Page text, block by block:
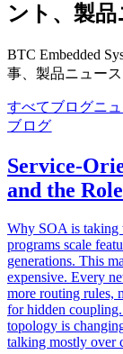
ント、製品
BTC Embedded
事、製品ニュー
すべてブログニ
ブログ
Service-
and the
Why SOA is taking
programs scale
generations. This
expensive. Every
more routing rules,
for hidden
topology is
talking mostly over